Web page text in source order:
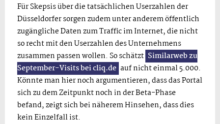
Für Skepsis über die tatsächlichen Userzahlen der
Düsseldorfer sorgen zudem unter anderem öffentlich
zugängliche Daten zum Traffic im Internet, die nicht
so recht mit den Userzahlen des Unternehmens
zusammen passen wollen. So schätzt Similarweb zu
September-Visits bei cliq.de auf nicht einmal 5.000.
Könnte man hier noch argumentieren, dass das Portal
sich zu dem Zeitpunkt noch in der Beta-Phase
befand, zeigt sich bei näherem Hinsehen, dass dies
kein Einzelfall ist.